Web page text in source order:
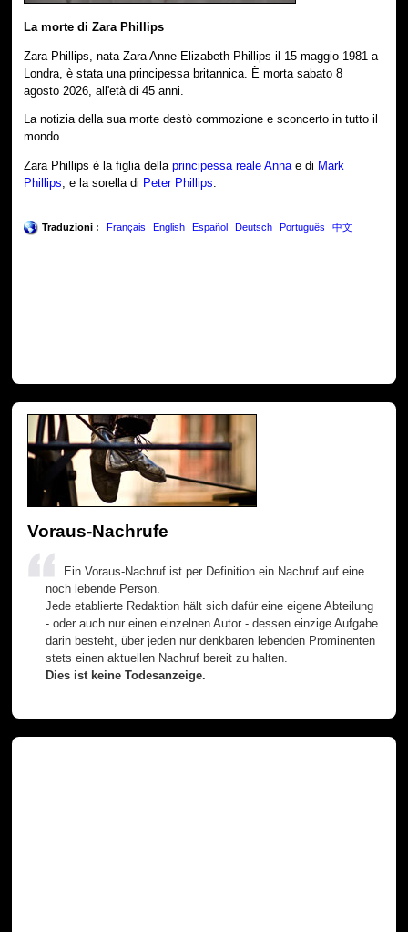
La morte di Zara Phillips
Zara Phillips, nata Zara Anne Elizabeth Phillips il 15 maggio 1981 a
Londra, è stata una principessa britannica. È morta sabato 8
agosto 2026, all'età di 45 anni.
La notizia della sua morte destò commozione e sconcerto in tutto il
mondo.
Zara Phillips è la figlia dellaprincipessa reale Annae di Mark
Phillips, e la sorella di Peter Phillips.
Traduzioni : Français English Español Deutsch Português 中文
Voraus-Nachrufe
Ein Voraus-Nachruf ist per Definition ein Nachruf auf eine
noch lebende Person.
Jede etablierte Redaktion hält sich dafür eine eigene Abteilung
- oder auch nur einen einzelnen Autor - dessen einzige Aufgabe
darin besteht, über jeden nur denkbaren lebenden Prominenten
stets einen aktuellen Nachruf bereit zu halten.
Dies ist keine Todesanzeige.